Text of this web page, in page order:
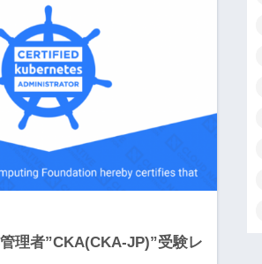
理者”CKA(CKA-JP)”受験レ